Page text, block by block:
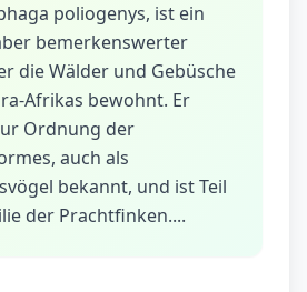
poliogenys, ist ein
bemerkenswerter
die Wälder und Gebüsche
Afrikas bewohnt. Er
Ordnung der
auch als
bekannt, und ist Teil
der Prachtfinken....